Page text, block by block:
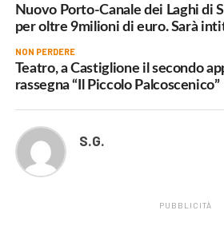
Nuovo Porto-Canale dei Laghi di
per oltre 9milioni di euro. Sarà
NON PERDERE
Teatro, a Castiglione il secondo
rassegna “Il Piccolo Palcoscenico”
S.G.
PUBBLICITÀ